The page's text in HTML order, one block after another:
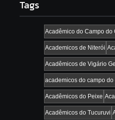
Tags
Acadêmico do Campo do
Academicos de Niterói
Acadêmicos de Vigário
academicos do campo
Acadêmicos do Peixe
Acadêmicos do Tucuruvi